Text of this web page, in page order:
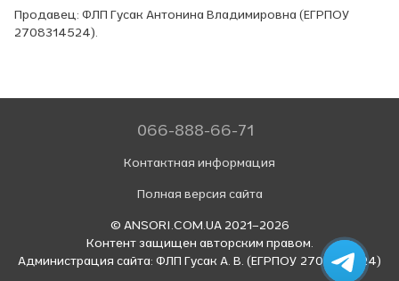
Продавец: ФЛП Гусак Антонина Владимировна (ЕГРПОУ
2708314524).
066-888-66-71
Контактная информация
Полная версия сайта
© ANSORI.COM.UA 2021–2026
Контент защищен авторским правом.
Администрация сайта: ФЛП Гусак А. В. (ЕГРПОУ 2708314524)